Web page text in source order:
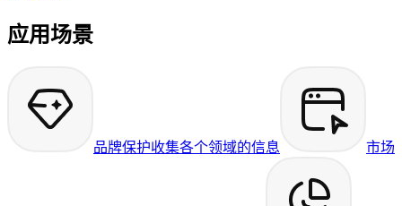
应用场景
品牌保护收集各个领域的信息 市场